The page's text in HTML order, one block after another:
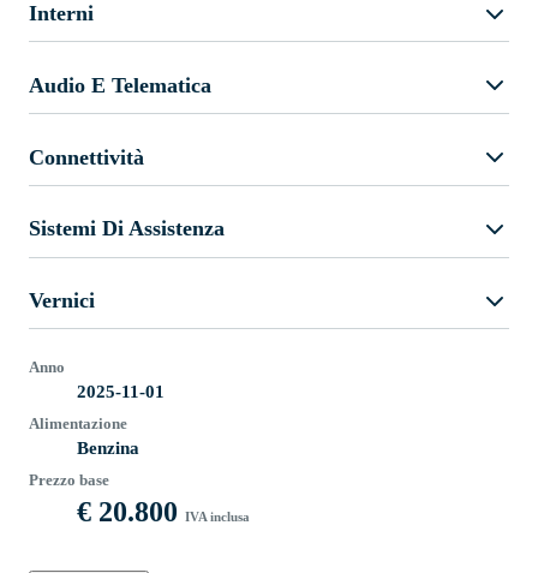
Interni
Audio E Telematica
Connettività
Sistemi Di Assistenza
Vernici
Anno
2025-11-01
Alimentazione
Benzina
Prezzo base
€ 20.800 IVA inclusa